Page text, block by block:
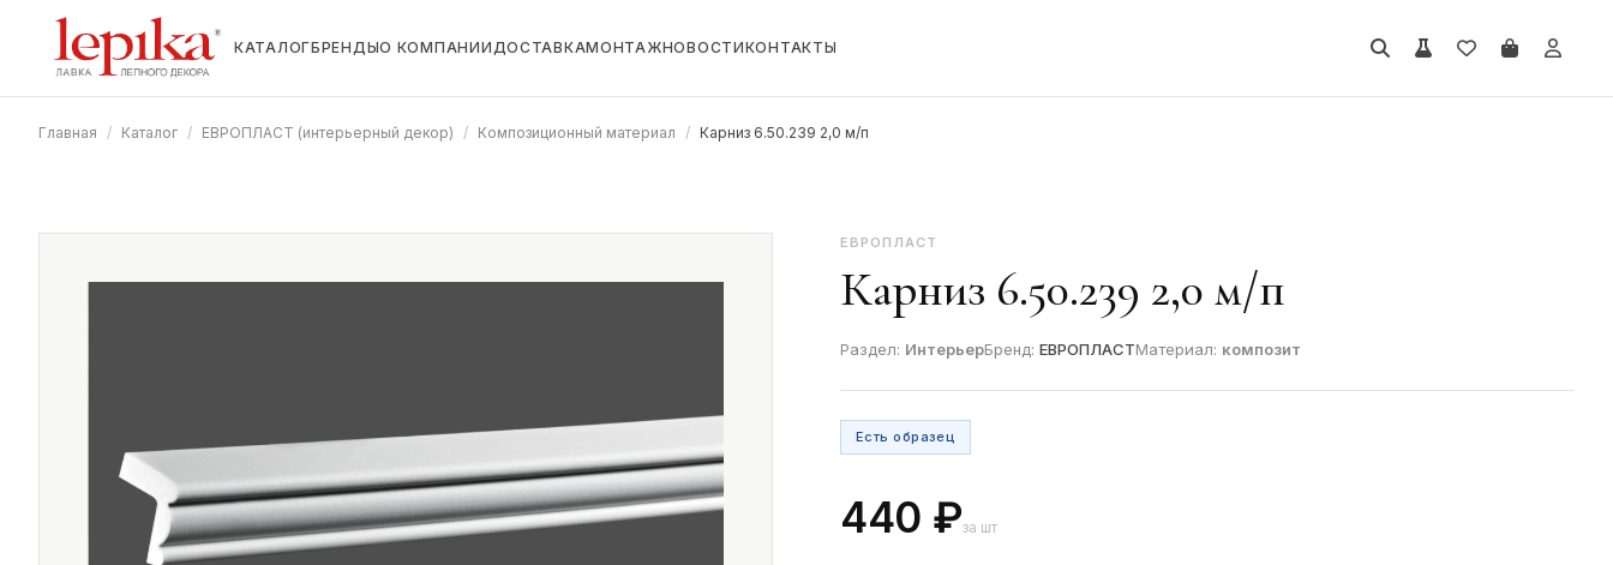
КАТАЛОГБРЕНДЫО КОМПАНИИДОСТАВКАМОНТАЖНОВОСТИКОНТАКТЫ
Главная / Каталог / ЕВРОПЛАСТ (интерьерный декор) / Композиционный материал / Карниз 6.50.239 2,0 м/п
ЕВРОПЛАСТ
Карниз 6.50.239 2,0 м/п
Раздел: ИнтерьерБренд: ЕВРОПЛАСТМатериал: композит
Есть образец
440 ₽за шт